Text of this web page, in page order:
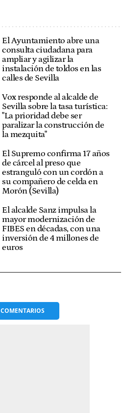
El Ayuntamiento abre una
consulta ciudadana para
ampliar y agilizar la
instalación de toldos en las
calles de Sevilla
Vox responde al alcalde de
Sevilla sobre la tasa turística:
"La prioridad debe ser
paralizar la construcción de
la mezquita"
El Supremo confirma 17 años
de cárcel al preso que
estranguló con un cordón a
su compañero de celda en
Morón (Sevilla)
El alcalde Sanz impulsa la
mayor modernización de
FIBES en décadas, con una
inversión de 4 millones de
euros
COMENTARIOS